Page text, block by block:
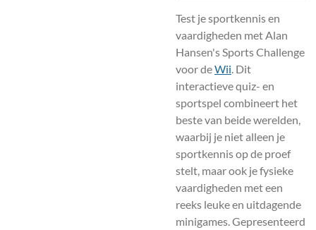
Test je sportkennis en
vaardigheden met Alan
Hansen's Sports Challenge
voor deWii. Dit
interactieve quiz- en
sportspel combineert het
beste van beide werelden,
waarbij je niet alleen je
sportkennis op de proef
stelt, maar ook je fysieke
vaardigheden met een
reeks leuke en uitdagende
minigames. Gepresenteerd